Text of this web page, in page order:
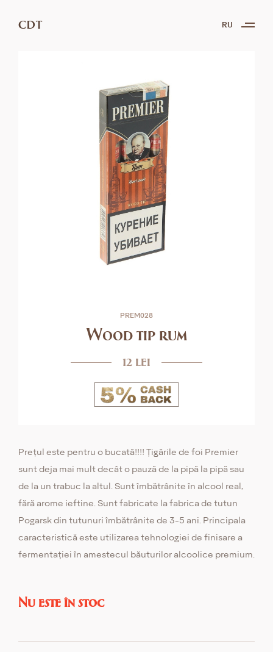
CDT RU
PREM028
Wood tip rum
12 lei
Prețul este pentru o bucată!!!! Țigările de foi Premier
sunt deja mai mult decât o pauză de la pipă la pipă sau
de la un trabuc la altul. Sunt îmbătrânite în alcool real,
fără arome ieftine. Sunt fabricate la fabrica de tutun
Pogarsk din tutunuri îmbătrânite de 3-5 ani. Principala
caracteristică este utilizarea tehnologiei de finisare a
fermentației în amestecul băuturilor alcoolice premium.
Nu este în stoc